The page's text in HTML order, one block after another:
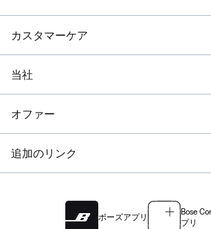
カスタマーケア
当社
オファー
追加のリンク
ボーズアプリ
Bose
プリ